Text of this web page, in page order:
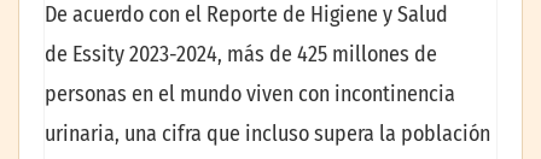
De acuerdo con el Reporte de Higiene y Salud
de Essity 2023-2024, más de 425 millones de
personas en el mundo viven con incontinencia
urinaria, una cifra que incluso supera la población